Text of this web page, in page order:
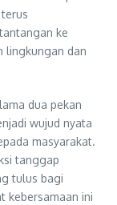
ke
lingkungan dan
dua pekan
wujud nyata
masyarakat.
tanggap
tulus bagi
kebersamaan ini